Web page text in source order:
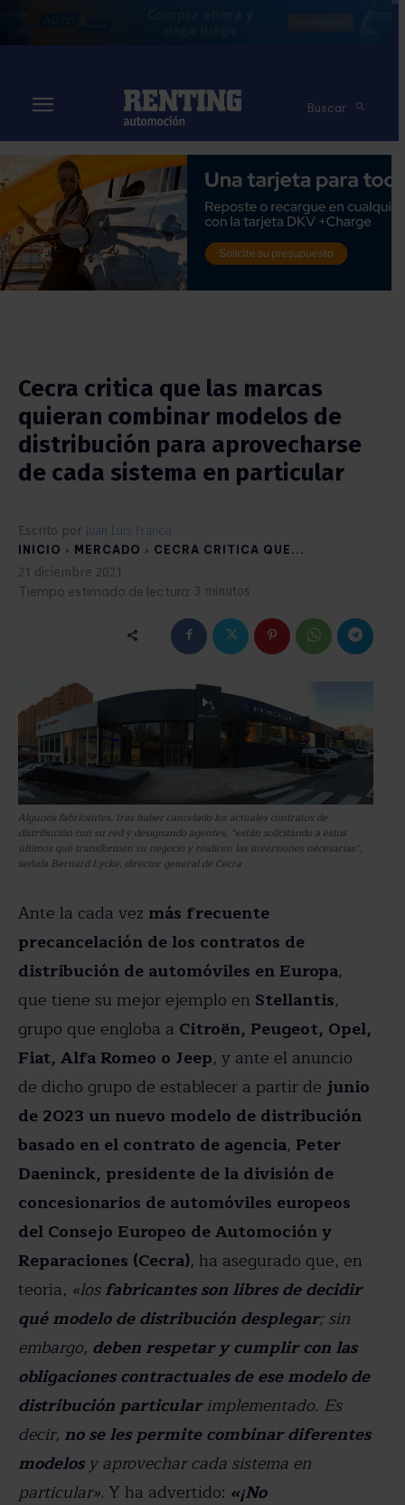
Buscar
Cecra critica que las marcas
quieran combinar modelos de
distribución para aprovecharse
de cada sistema en particular
Escrito por Juan Luis Franco
INICIO MERCADO CECRA CRITICA QUE...
21 diciembre 2021
Tiempo estimado de lectura: 3 minutos
Algunos fabricantes, tras haber cancelado los actuales contratos de
distribución con su red y designando agentes, “están solicitando a estos
últimos que transformen su negocio y realicen las inversiones necesarias”,
señala Bernard Lycke, director general de Cecra
Ante la cada vez más frecuente
precancelación de los contratos de
distribución de automóviles en Europa,
que tiene su mejor ejemplo en Stellantis,
grupo que engloba a Citroën, Peugeot, Opel,
Fiat, Alfa Romeo o Jeep, y ante el anuncio
de dicho grupo de establecer a partir de junio
de 2023 un nuevo modelo de distribución
basado en el contrato de agencia, Peter
Daeninck, presidente de la división de
concesionarios de automóviles europeos
del Consejo Europeo de Automoción y
Reparaciones (Cecra), ha asegurado que, en
teoría, «losfabricantes son libres de decidir
qué modelo de distribución desplegar; sin
embargo, deben respetar y cumplir con las
obligaciones contractuales de ese modelo de
distribución particularimplementado. Es
decir, no se les permite combinar diferentes
modelosy aprovechar cada sistema en
particular». Y ha advertido: «¡No